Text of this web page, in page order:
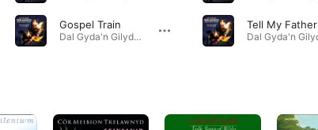
Gospel Train
Dal Gyda'n Gilydd / Still Together · 2024
Tell My Father